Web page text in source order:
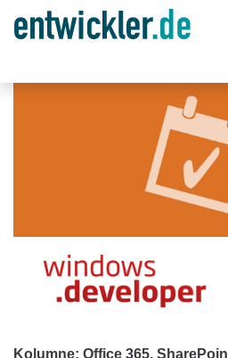
Kolumne: Office 365,